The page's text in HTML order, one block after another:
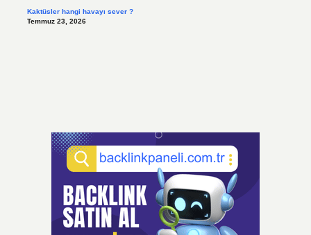
Kaktüsler hangi havayı sever ?
Temmuz 23, 2026